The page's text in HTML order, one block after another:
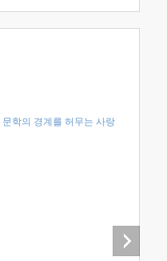
학의 경계를 허무는 사랑